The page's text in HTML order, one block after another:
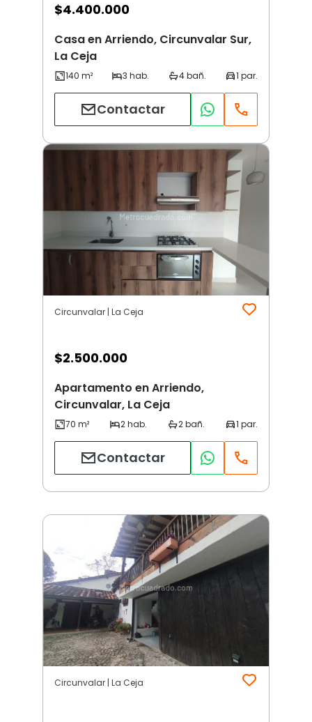
$4.400.000
Casa en Arriendo, Circunvalar Sur,
La Ceja
Contactar
Circunvalar | La Ceja
$2.500.000
Apartamento en Arriendo,
Circunvalar, La Ceja
Contactar
Circunvalar | La Ceja